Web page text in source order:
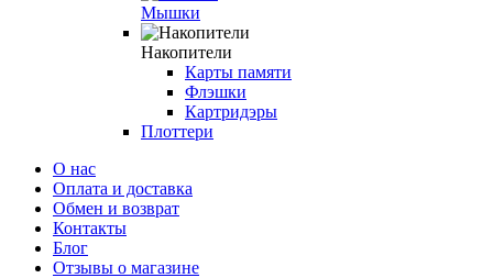
Мышки
Накопители
Карты памяти
Флэшки
Картридэры
Плоттери
О нас
Оплата и доставка
Обмен и возврат
Контакты
Блог
Отзывы о магазине